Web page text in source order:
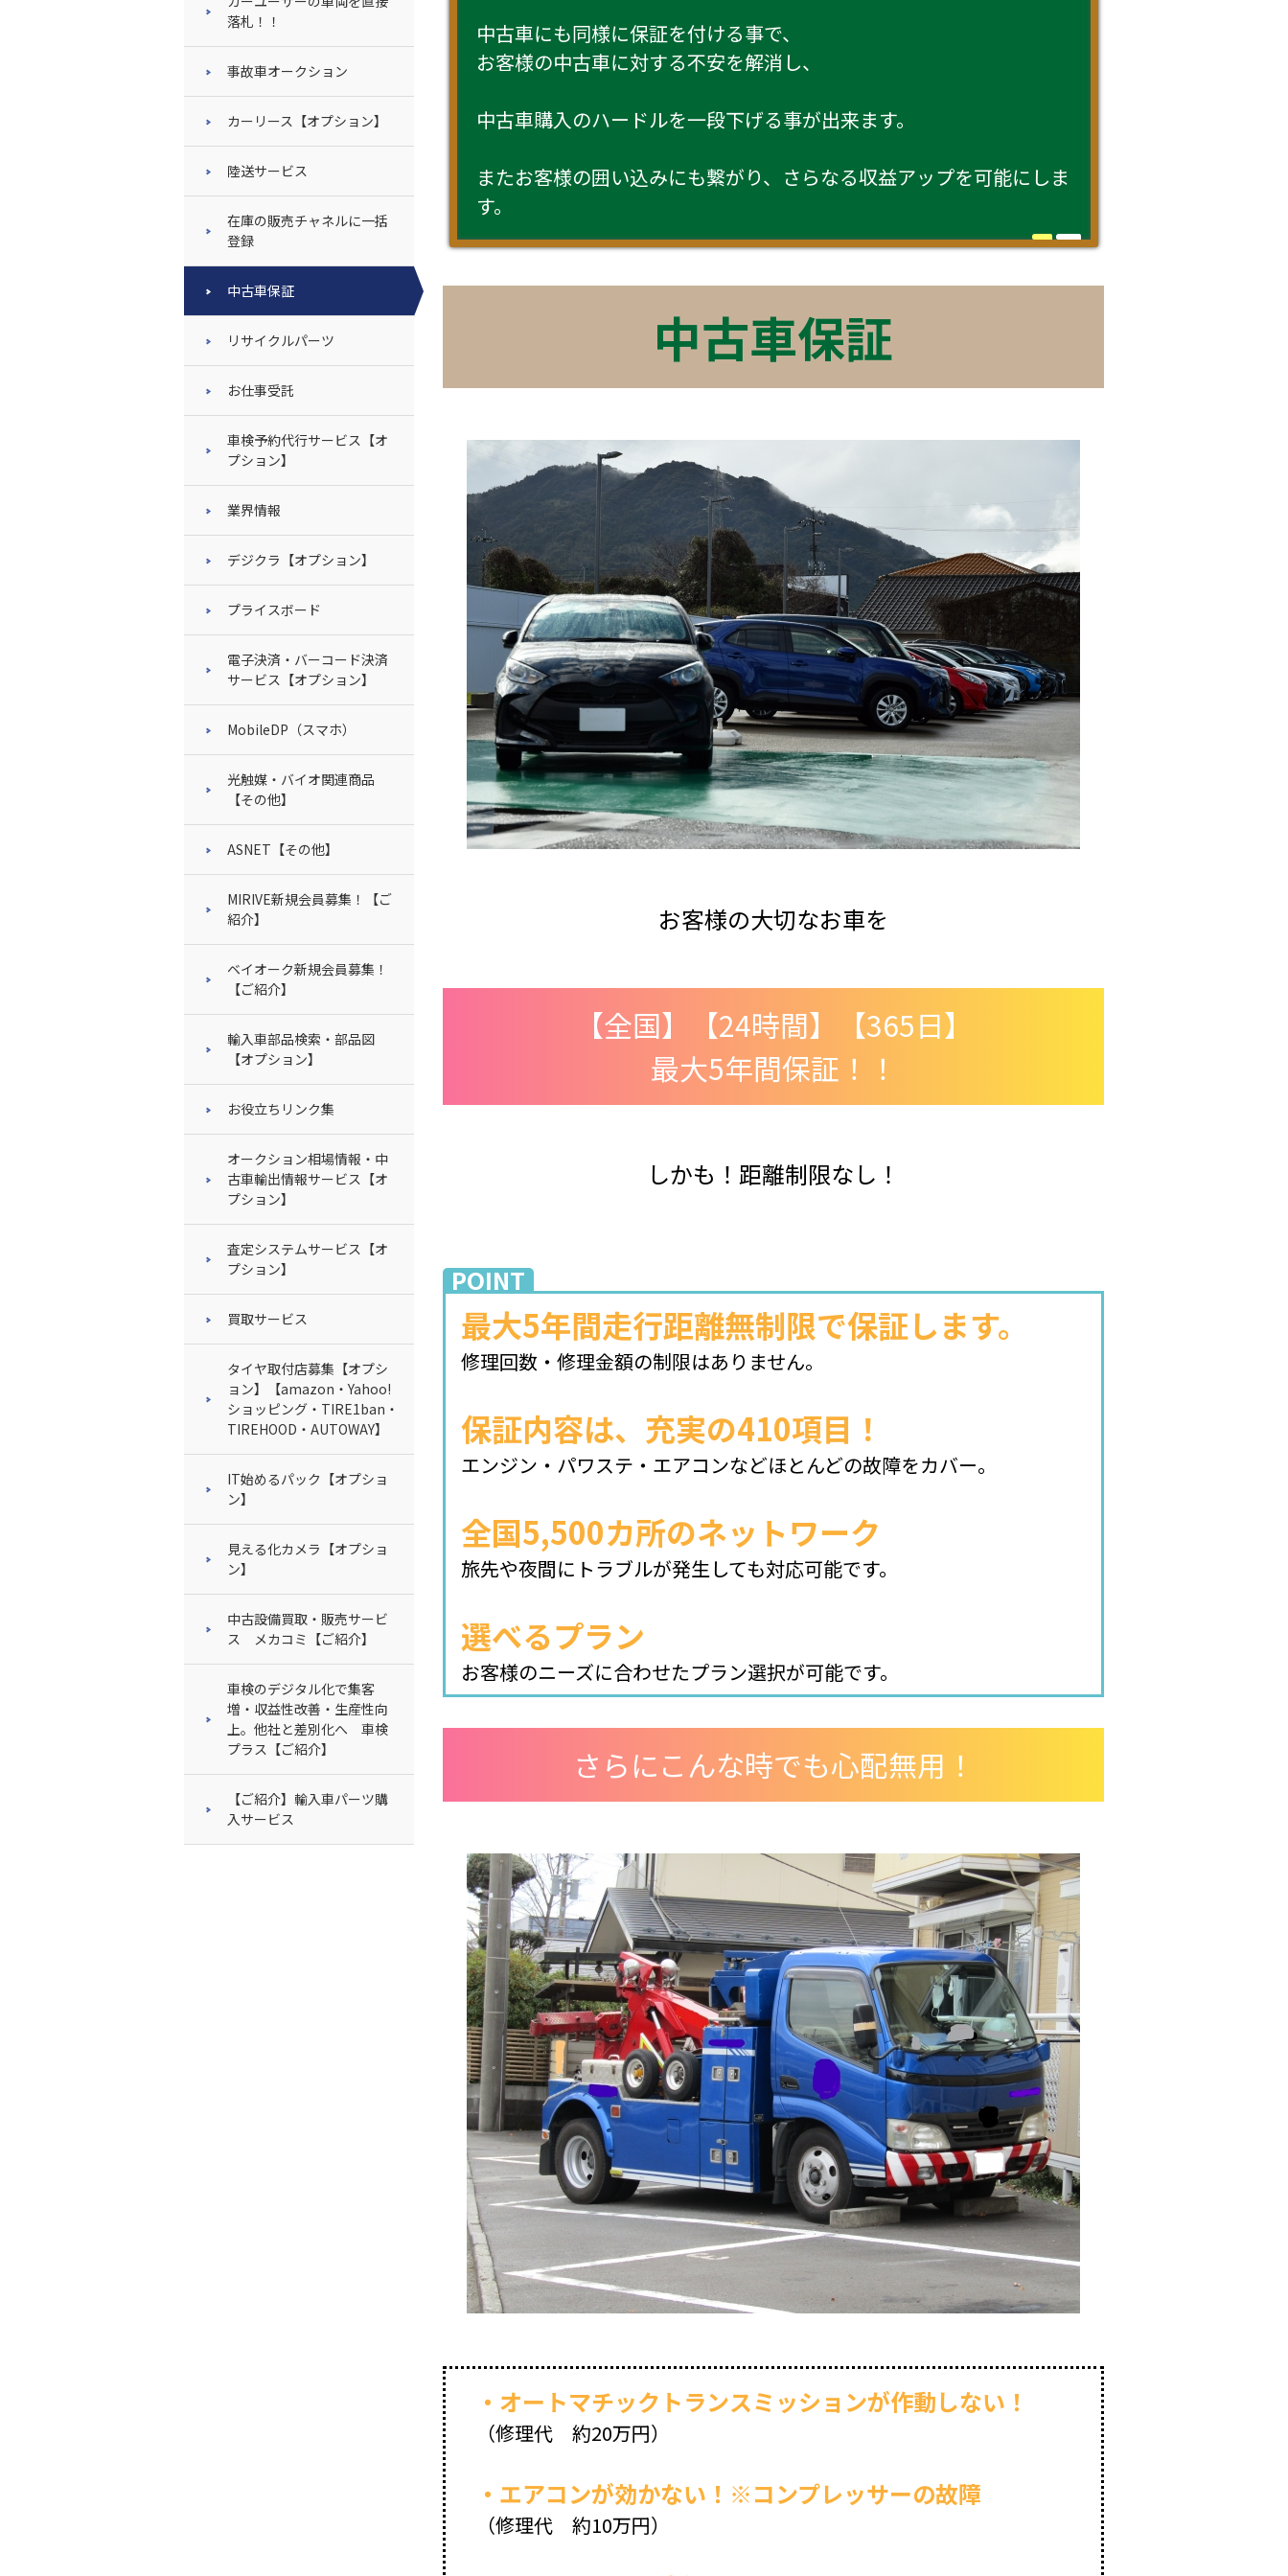
落札！！
事故車オークション
カーリース【オプション】
陸送サービス
在庫の販売チャネルに一括
登録
中古車保証
リサイクルパーツ
お仕事受託
車検予約代行サービス【オ
プション】
業界情報
デジクラ【オプション】
プライスボード
電子決済・バーコード決済
サービス【オプション】
MobileDP（スマホ）
光触媒・バイオ関連商品
【その他】
ASNET【その他】
MIRIVE新規会員募集！【ご
紹介】
ベイオーク新規会員募集！
【ご紹介】
輸入車部品検索・部品図
【オプション】
お役立ちリンク集
オークション相場情報・中
古車輸出情報サービス【オ
プション】
査定システムサービス【オ
プション】
買取サービス
タイヤ取付店募集【オプシ
ョン】【amazon・Yahoo!
ショッピング・TIRE1ban・
TIREHOOD・AUTOWAY】
IT始めるパック【オプショ
ン】
見える化カメラ【オプショ
ン】
中古設備買取・販売サービ
ス メカコミ【ご紹介】
車検のデジタル化で集客
増・収益性改善・生産性向
上。他社と差別化へ 車検
プラス【ご紹介】
【ご紹介】輸入車パーツ購
入サービス
中古車にも同様に保証を付ける事で、
お客様の中古車に対する不安を解消し、
中古車購入のハードルを一段下げる事が出来ます。
またお客様の囲い込みにも繋がり、さらなる収益アップを可能にしま
す。
中古車保証
お客様の大切なお車を
【全国】【24時間】【365日】
最大5年間保証！！
しかも！距離制限なし！
POINT
最大5年間走行距離無制限で保証します。
修理回数・修理金額の制限はありません。
保証内容は、充実の410項目！
エンジン・パワステ・エアコンなどほとんどの故障をカバー。
全国5,500カ所のネットワーク
旅先や夜間にトラブルが発生しても対応可能です。
選べるプラン
お客様のニーズに合わせたプラン選択が可能です。
さらにこんな時でも心配無用！
・オートマチックトランスミッションが作動しない！
（修理代 約20万円）
・エアコンが効かない！※コンプレッサーの故障
（修理代 約10万円）